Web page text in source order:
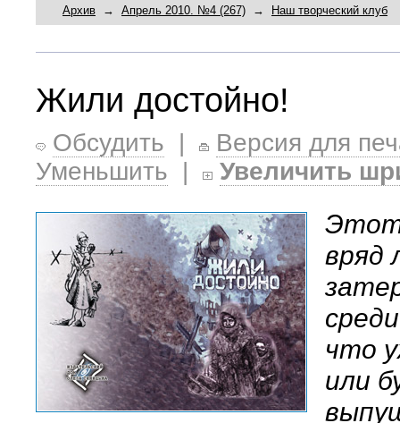
Архив → Апрель 2010. №4 (267) → Наш творческий клуб
Жили достойно!
Обсудить |
Версия для
Уменьшить | Увеличить
Этот
вряд
что
или